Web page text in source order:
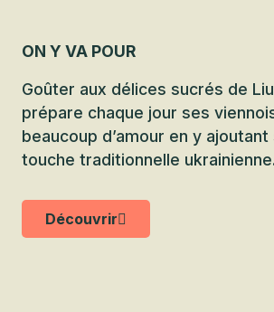
ON Y VA POUR
Goûter aux délices sucrés de
prépare chaque jour ses
beaucoup d’amour en y
touche traditionnelle
Découvrir